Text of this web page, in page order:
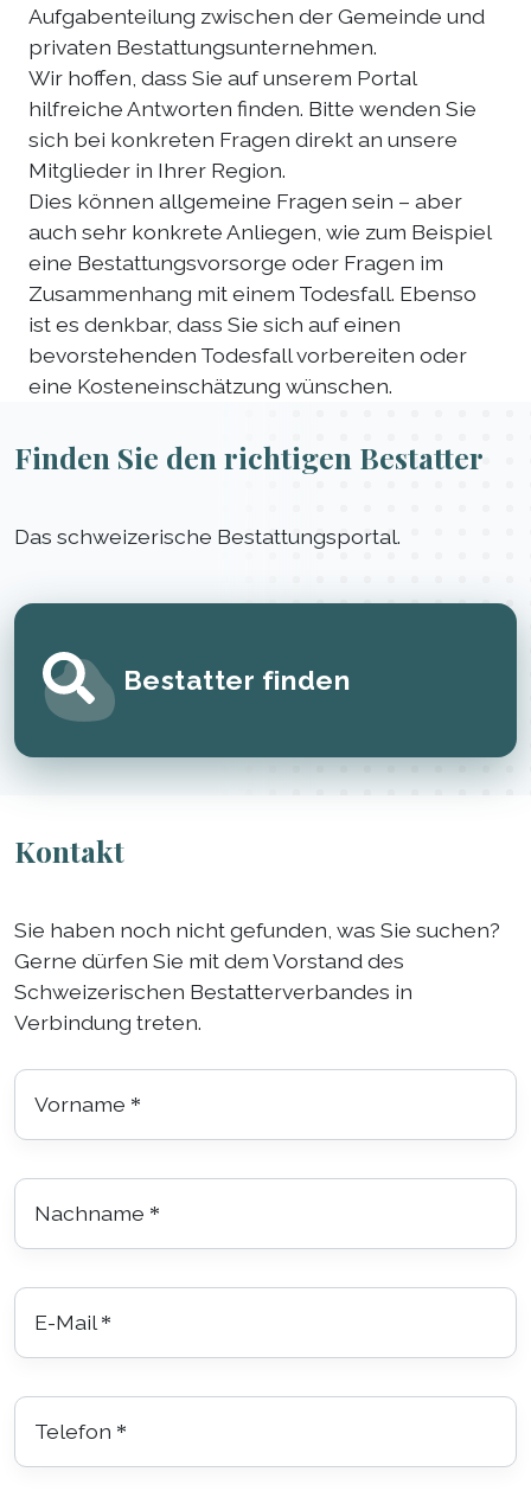
Aufgabenteilung zwischen der Gemeinde und
privaten Bestattungsunternehmen.
Wir hoffen, dass Sie auf unserem Portal
hilfreiche Antworten finden. Bitte wenden Sie
sich bei konkreten Fragen direkt an unsere
Mitglieder in Ihrer Region.
Dies können allgemeine Fragen sein – aber
auch sehr konkrete Anliegen, wie zum Beispiel
eine Bestattungsvorsorge oder Fragen im
Zusammenhang mit einem Todesfall. Ebenso
ist es denkbar, dass Sie sich auf einen
bevorstehenden Todesfall vorbereiten oder
eine Kosteneinschätzung wünschen.
Finden Sie den richtigen Bestatter
Das schweizerische Bestattungsportal.
Bestatter finden
Kontakt
Sie haben noch nicht gefunden, was Sie suchen?
Gerne dürfen Sie mit dem Vorstand des
Schweizerischen Bestatterverbandes in
Verbindung treten.
Vorname *
Nachname *
E-Mail *
Telefon *